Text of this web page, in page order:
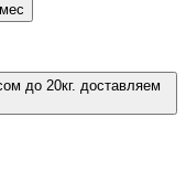
до 20кг. доставляем